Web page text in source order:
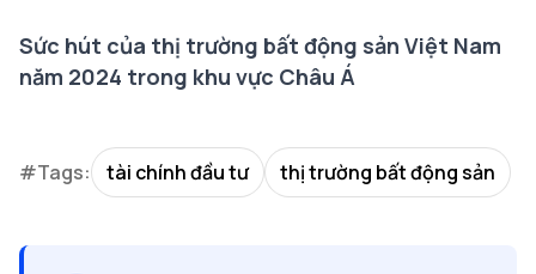
Sức hút của thị trường bất động sản Việt Nam
năm 2024 trong khu vực Châu Á
#Tags: tài chính đầu tư thị trường bất động sản